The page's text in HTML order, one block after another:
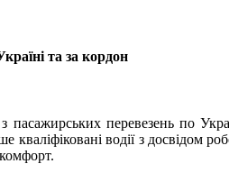
та за кордон
пасажирських перевезень по
кваліфіковані водії з досвідом